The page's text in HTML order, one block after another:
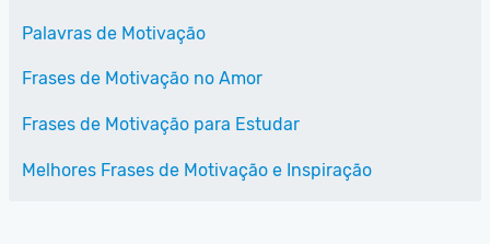
Palavras de Motivação
Frases de Motivação no Amor
Frases de Motivação para Estudar
Melhores Frases de Motivação e Inspiração